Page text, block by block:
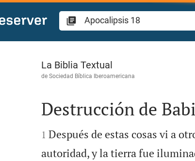
Apocalipsis 18
La Biblia Textual
de Sociedad Bíblica Iberoamericana

Destrucción de

1 Después de estas cosas vi a
autoridad, y la tierra fue